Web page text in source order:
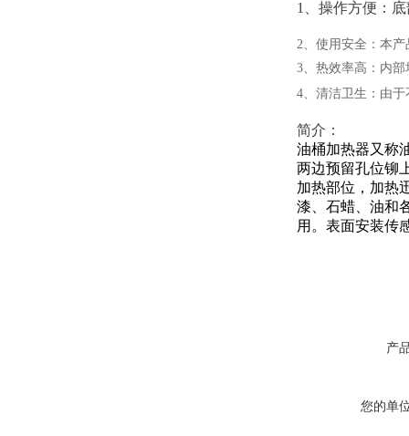
1、操作方便：
2、使用安全：本
3、热效率高：内
4、清洁卫生：由
简介：
油桶加热器又称
两边预留孔位铆
加热部位，加热
漆、石蜡、油和
用。表面安装传
产
您的单